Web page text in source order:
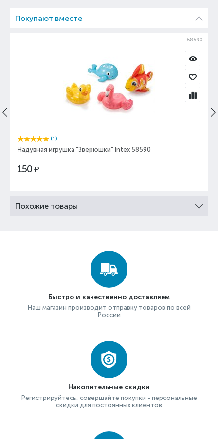
Покупают вместе
58590
(1)
Надувная игрушка "Зверюшки" Intex 58590
150 Р
Похожие товары
Быстро и качественно доставляем
Наш магазин производит отправку товаров по всей
России
Накопительные скидки
Регистрируйтесь, совершайте покупки - персональные
скидки для постоянных клиентов